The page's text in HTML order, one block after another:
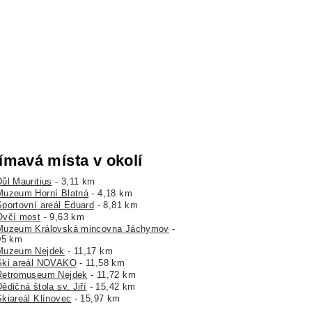
místa v okolí
Mauritius - 3,11 km
Horní Blatná- 4,18 km
areál Eduard - 8,81 km
most - 9,63 km
Královská mincovna Jáchymov -
km
Nejdek - 11,17 km
areál NOVAKO- 11,58 km
Nejdek - 11,72 km
štola sv. Jiří - 15,42 km
Klínovec - 15,97 km